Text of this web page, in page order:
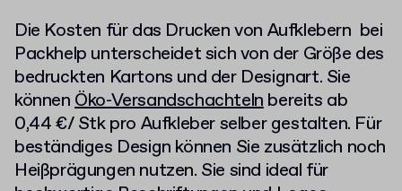
Die Kosten für das Drucken von Aufklebern bei
Packhelp unterscheidet sich von der Größe des
bedruckten Kartons und der Designart. Sie
könnenÖko-Versandschachtelnbereits ab
0,44 €/ Stk pro Aufkleber selber gestalten. Für
beständiges Design können Sie zusätzlich noch
Heißprägungen nutzen. Sie sind ideal für